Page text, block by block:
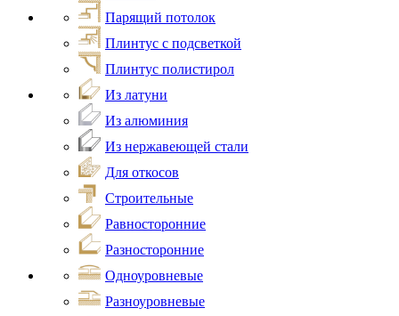
Парящий потолок
Плинтус с подсветкой
Плинтус полистирол
Из латуни
Из алюминия
Из нержавеющей стали
Для откосов
Строительные
Равносторонние
Разносторонние
Одноуровневые
Разноуровневые